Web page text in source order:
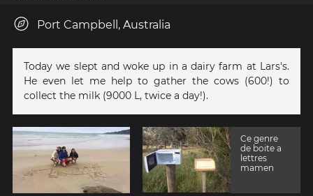
Port Campbell, Australia
Today we slept and woke up in a dairy farm at Lars's.
He even let me help to gather the cows (600!) to
collect the milk (9000 L, twice a day!).
Ce genre
de boite a
lettres
mamen